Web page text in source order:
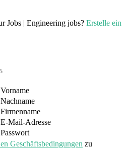
Jobs | Engineering jobs? Erstelle ein
Vorname
Nachname
Firmenname
E-Mail-Adresse
Passwort
Geschäftsbedingungen zu